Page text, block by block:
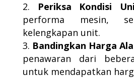
Periksa Kondisi
performa mesin,
kelengkapan unit.
Bandingkan Harga
penawaran dari
untuk mendapatkan